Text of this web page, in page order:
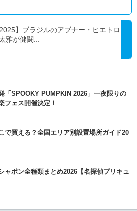
】ブラジルのアブナー・ピエトロ
が健闘...
「SPOOKY PUMPKIN 2026」一夜限りの
フェス開催決定！
で買える？全国エリア別設置場所ガイド20
ャポン全種類まとめ2026【名探偵プリキュ